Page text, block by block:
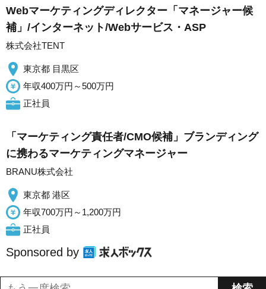
Webマーケティングディレクター「マネージャー候
補」/インターネット/Webサービス・ASP
株式会社TENT
東京都 目黒区
年収400万円～500万円
正社員
「マーケティング責任者/CMO候補」ブランディング
に携わるマーケティングマネージャー
BRANU株式会社
東京都 港区
年収700万円～1,200万円
正社員
Sponsored by